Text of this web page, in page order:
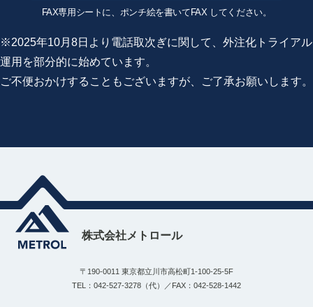
FAX専用シートに、ポンチ絵を書いてFAX してください。
※2025年10月8日より電話取次ぎに関して、外注化トライアル
運用を部分的に始めています。
ご不便おかけすることもございますが、ご了承お願いします。
株式会社メトロール
〒190-0011 東京都立川市高松町1-100-25-5F
TEL：042-527-3278（代）／FAX：042-528-1442